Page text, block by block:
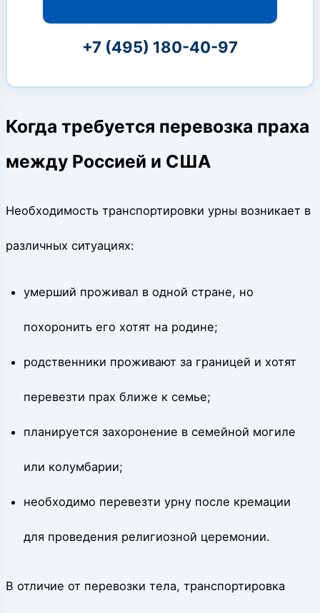
+7 (495) 180-40-97
Когда требуется перевозка праха
между Россией и США
Необходимость транспортировки урны возникает в
различных ситуациях:
умерший проживал в одной стране, но
похоронить его хотят на родине;
родственники проживают за границей и хотят
перевезти прах ближе к семье;
планируется захоронение в семейной могиле
или колумбарии;
необходимо перевезти урну после кремации
для проведения религиозной церемонии.
В отличие от перевозки тела, транспортировка